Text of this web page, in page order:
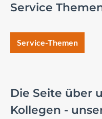
Service
Service-Themen
Die Seite über
Kollegen -